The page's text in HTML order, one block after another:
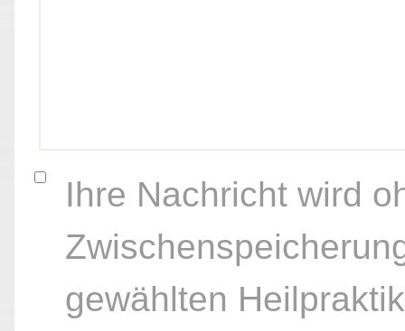
Ihre Nachricht wird
gewählten